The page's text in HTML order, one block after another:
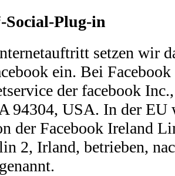
Social-Plug-in
setzen wir
ein. Bei
der facebook
94304, USA. In der EU
der Facebook Ireland
2, Irland, betrieben,